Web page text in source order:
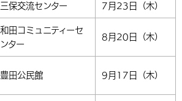
三保交流センター 7月23日（木）
和田コミュニティーセ
ンター
8月20日（木）
豊田公民館 9月17日（木）